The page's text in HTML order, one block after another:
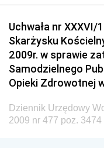
Elektronicznej
Dziennik
Administracji
Dziennik
Dziennik
Dziennik
Uchwała nr XXXVI/
Skarżysku
2009r. w sprawie
Samodzielnego
Opieki Zdrowotnej
Dziennik Urzędowy
2009 nr 477 poz. 3474